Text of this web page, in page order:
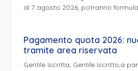
al 7 agosto 2026, potranno
Pagamento quota 2026:
tramite area riservata
Gentile Iscritta, Gentile Iscritto,a